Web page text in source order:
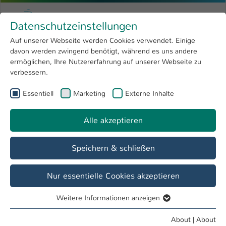
Menu
Research 4
Open submenu
University
International
Skip to main content
University of Applied Sciences
You are here:
Menschen und Projekte
Datenschutzeinstellungen
Auf unserer Webseite werden Cookies verwendet. Einige
davon werden zwingend benötigt, während es uns andere
ermöglichen, Ihre Nutzererfahrung auf unserer Webseite zu
verbessern.
Essentiell Marketing Externe Inhalte
Alle akzeptieren
Speichern & schließen
Nur essentielle Cookies akzeptieren
Essentielle Cookies werden für grundlegende Funktionen
Weitere Informationen anzeigen
About | About